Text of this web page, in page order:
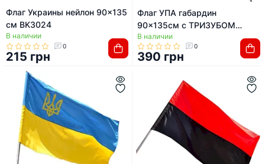
Флаг Украины нейлон 90x135
см BK3024
В наличии
0
215 грн
Флаг УПА габардин
90x135см с ТРИЗУБОМ
BK3032
В наличии
0
390 грн